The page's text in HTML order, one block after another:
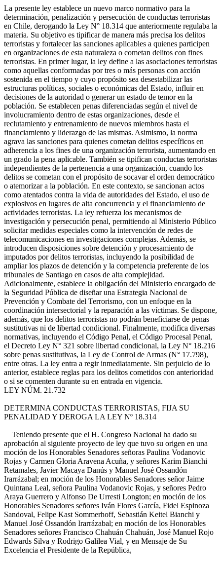
La presente ley establece un nuevo marco normativo para la
determinación, penalización y persecución de conductas terroristas
en Chile, derogando la Ley N° 18.314 que anteriormente regulaba la
materia. Su objetivo es tipificar de manera más precisa los delitos
terroristas y fortalecer las sanciones aplicables a quienes participen
en organizaciones de esta naturaleza o cometan delitos con fines
terroristas. En primer lugar, la ley define a las asociaciones terroristas
como aquellas conformadas por tres o más personas con acción
sostenida en el tiempo y cuyo propósito sea desestabilizar las
estructuras políticas, sociales o económicas del Estado, influir en
decisiones de la autoridad o generar un estado de temor en la
población. Se establecen penas diferenciadas según el nivel de
involucramiento dentro de estas organizaciones, desde el
reclutamiento y entrenamiento de nuevos miembros hasta el
financiamiento y liderazgo de las mismas. Asimismo, la norma
agrava las sanciones para quienes cometan delitos específicos en
adherencia a los fines de una organización terrorista, aumentando en
un grado la pena aplicable. También se tipifican conductas terroristas
independientes de la pertenencia a una organización, cuando los
delitos se cometan con el propósito de socavar el orden democrático
o atemorizar a la población. En este contexto, se sancionan actos
como atentados contra la vida de autoridades del Estado, el uso de
explosivos en lugares de alta concurrencia y el financiamiento de
actividades terroristas. La ley refuerza los mecanismos de
investigación y persecución penal, permitiendo al Ministerio Público
solicitar medidas especiales como la intervención de redes de
telecomunicaciones en investigaciones complejas. Además, se
introducen disposiciones sobre detención y procesamiento de
imputados por delitos terroristas, incluyendo la posibilidad de
ampliar los plazos de detención y la competencia preferente de los
tribunales de Santiago en casos de alta complejidad.
Adicionalmente, establece la obligación del Ministerio encargado de
la Seguridad Pública de diseñar una Estrategia Nacional de
Prevención y Combate del Terrorismo, con un enfoque en la
coordinación intersectorial y la reparación a las víctimas. Se dispone,
además, que los delitos terroristas no podrán beneficiarse de penas
sustitutivas ni de libertad condicional. Finalmente, modifica diversas
normativas, incluyendo el Código Penal, el Código Procesal Penal,
el Decreto Ley N° 321 sobre libertad condicional, la Ley N° 18.216
sobre penas sustitutivas, la Ley de Control de Armas (N° 17.798),
entre otras. La ley entra a regir inmediatamente. Sin perjuicio de lo
anterior, establece reglas para los delitos cometidos con anterioridad
o si se comenten durante su en entrada en vigencia.
LEY NÚM. 21.732
DETERMINA CONDUCTAS TERRORISTAS, FIJA SU
PENALIDAD Y DEROGA LA LEY Nº 18.314
Teniendo presente que el H. Congreso Nacional ha dado su
aprobación al siguiente proyecto de ley que tuvo su origen en una
moción de los Honorables Senadores señoras Paulina Vodanovic
Rojas y Carmen Gloria Aravena Acuña, y señores Karim Bianchi
Retamales, Javier Macaya Danús y Manuel José Ossandón
Irarrázabal; en moción de los Honorables Senadores señor Jaime
Quintana Leal, señora Paulina Vodanovic Rojas, y señores Pedro
Araya Guerrero y Alfonso De Urresti Longton; en moción de los
Honorables Senadores señores Iván Flores García, Fidel Espinoza
Sandoval, Felipe Kast Sommerhoff, Sebastián Keitel Bianchi y
Manuel José Ossandón Irarrázabal; en moción de los Honorables
Senadores señores Francisco Chahuán Chahuán, José Manuel Rojo
Edwards Silva y Rodrigo Galilea Vial, y en Mensaje de Su
Excelencia el Presidente de la República,